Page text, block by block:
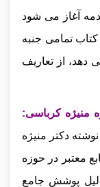
آغاز می‌ شود
تمامی جنبه‌
از تعاریف
منیژه کرباسی:
دکتر منیژه
معتبر در حوزه
پوشش جامع